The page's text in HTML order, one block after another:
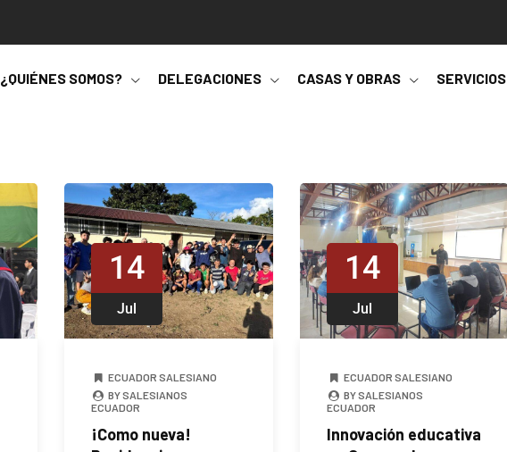
¿QUIÉNES SOMOS? DELEGACIONES CASAS Y OBRAS SERVICIOS
14
Jul
ECUADOR SALESIANO
BY SALESIANOS
ECUADOR
¡Como nueva!
14
Jul
ECUADOR SALESIANO
BY SALESIANOS
ECUADOR
Innovación educativa